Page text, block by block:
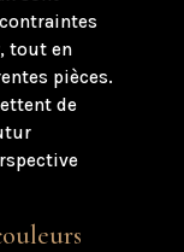
tout en
pièces.
de